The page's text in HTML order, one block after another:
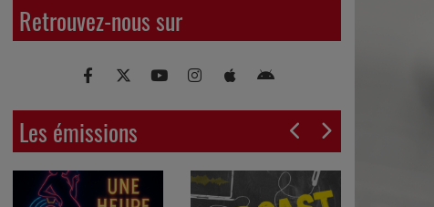
Retrouvez-nous sur
Les émissions